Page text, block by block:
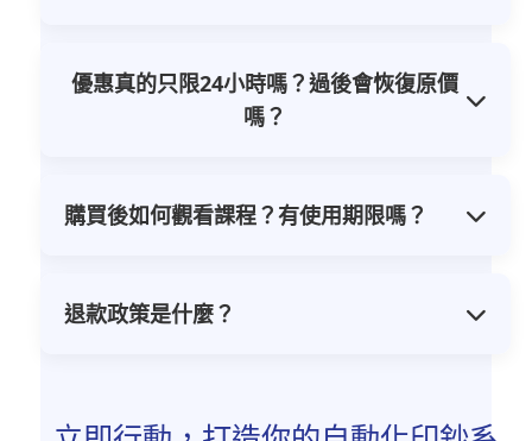
始，一步步帶您建立自動化系統。無論是網
路創業新手還是有經驗的創作者，都能從中
優惠真的只限24小時嗎？過後會恢復原價
嗎？
調回原價330元。請把握機會立即購買。
購買後如何觀看課程？有使用期限嗎？
書下載連結。課程影片可無限次觀看，沒有
退款政策是什麼？